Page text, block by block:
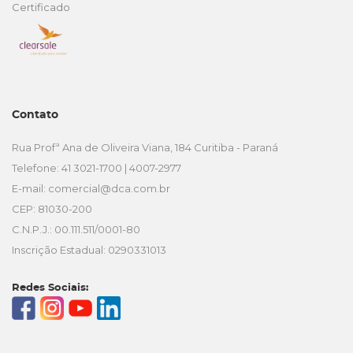
Certificado
Contato
Rua Profª Ana de Oliveira Viana, 184 Curitiba - Paraná
Telefone: 41 3021-1700 | 4007-2977
E-mail: comercial@dca.com.br
CEP: 81030-200
C.N.P.J.: 00.111.511/0001-80
Inscrição Estadual: 0290331013
Redes Sociais: